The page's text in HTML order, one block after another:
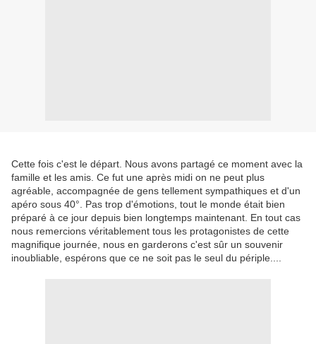
Cette fois c'est le départ. Nous avons partagé ce moment avec la
famille et les amis. Ce fut une après midi on ne peut plus
agréable, accompagnée de gens tellement sympathiques et d'un
apéro sous 40°. Pas trop d'émotions, tout le monde était bien
préparé à ce jour depuis bien longtemps maintenant. En tout cas
nous remercions véritablement tous les protagonistes de cette
magnifique journée, nous en garderons c'est sûr un souvenir
inoubliable, espérons que ce ne soit pas le seul du périple....